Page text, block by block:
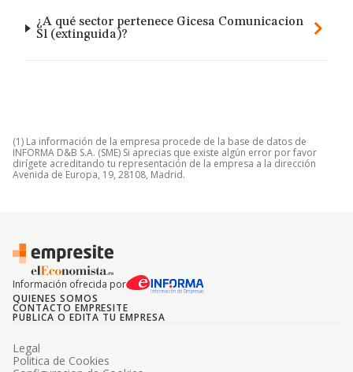
¿A qué sector pertenece Gicesa Comunicacion
Sl (extinguida)?
(1) La información de la empresa procede de la base de datos de
INFORMA D&B S.A. (SME) Si aprecias que existe algún error por favor
dirígete acreditando tu representación de la empresa a la dirección
Avenida de Europa, 19, 28108, Madrid.
Información ofrecida por
QUIENES SOMOS
CONTACTO EMPRESITE
PUBLICA O EDITA TU EMPRESA
Legal
Politica de Cookies